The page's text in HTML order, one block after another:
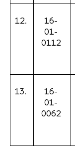
12.
16-
01-
0112
13.
16-
01-
0062